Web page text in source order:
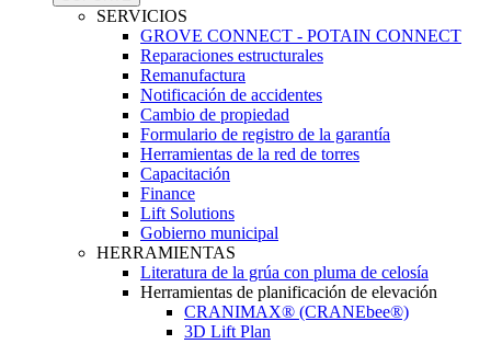
SERVICIOS
GROVE CONNECT - POTAIN CONNECT
Reparaciones estructurales
Remanufactura
Notificación de accidentes
Cambio de propiedad
Formulario de registro de la garantía
Herramientas de la red de torres
Capacitación
Finance
Lift Solutions
Gobierno municipal
HERRAMIENTAS
Literatura de la grúa con pluma de celosía
Herramientas de planificación de elevación
CRANIMAX® (CRANEbee®)
3D Lift Plan